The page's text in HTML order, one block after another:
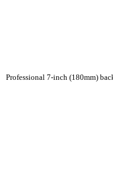
Professional 7-inch (180mm)